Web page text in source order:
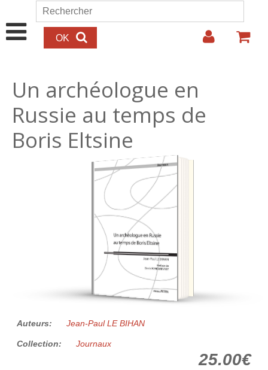
Aller au contenu principal
Formulaire de recherche
Rechercher
Un archéologue en
Russie au temps de
Boris Eltsine
25.00€
Auteurs: Jean-Paul LE BIHAN
Collection: Journaux
25.00€